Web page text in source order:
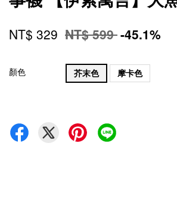
NT$ 329 NT$ 599-45.1%
顏色 芥末色 摩卡色